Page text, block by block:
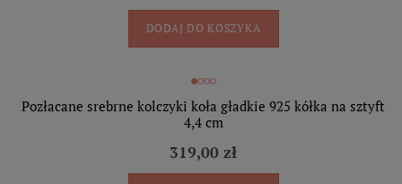
DODAJ DO KOSZYKA
Pozłacane srebrne kolczyki koła gładkie 925 kółka na sztyft
4,4 cm
319,00 zł